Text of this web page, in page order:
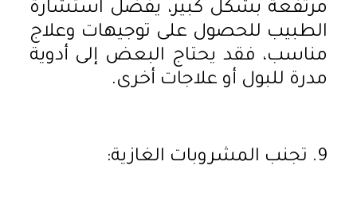
مرتفعة بشكل كبير، يُفضل استشارة
الطبيب للحصول على توجيهات وعلاج
مناسب، فقد يحتاج البعض إلى أدوية
مدرة للبول أو علاجات أخرى.
9. تجنب المشروبات الغازية: